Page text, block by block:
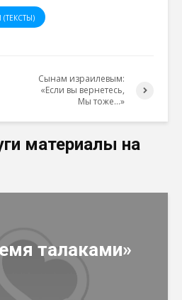
Сынам израилевым:
«Если вы вернетесь,
Мы тоже…»
материалы на
талаками»